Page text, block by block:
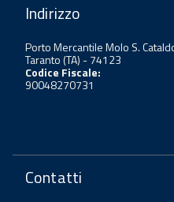
Indirizzo
Porto Mercantile Molo S.
Taranto (TA) - 74123
Codice Fiscale:
90048270731
Contatti